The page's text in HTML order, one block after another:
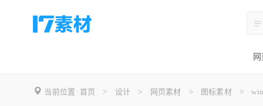
当前位置 :首页 > 设计 > 网页素材 > 图标素材 >